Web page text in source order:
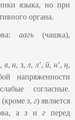
языка, но при
органа.
аагъ (чашка),
, в, н, з, л, л’, й, н’, ң,
напряженности
согласные.
(кроме з, г) является
аз иг перед